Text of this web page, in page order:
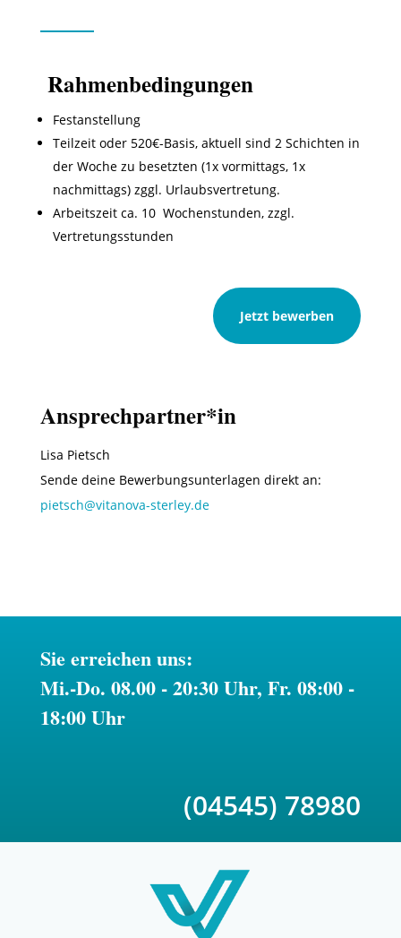
Rahmenbedingungen
Festanstellung
Teilzeit oder 520€-Basis, aktuell sind 2 Schichten in
der Woche zu besetzten (1x vormittags, 1x
nachmittags) zggl. Urlaubsvertretung.
Arbeitszeit ca. 10 Wochenstunden, zzgl.
Vertretungsstunden
Jetzt bewerben
Ansprechpartner*in
Lisa Pietsch
Sende deine Bewerbungsunterlagen direkt an:
pietsch@vitanova-sterley.de
Sie erreichen uns:
Mi.-Do. 08.00 - 20:30 Uhr, Fr. 08:00 -
18:00 Uhr
(04545) 78980